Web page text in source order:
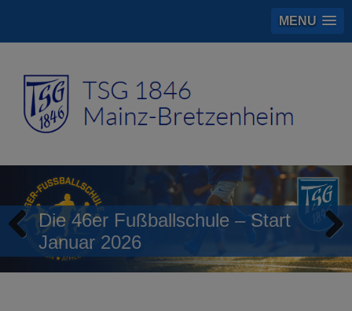
MENU
Die 46er Fußballschule – Start
Januar 2026
Previous